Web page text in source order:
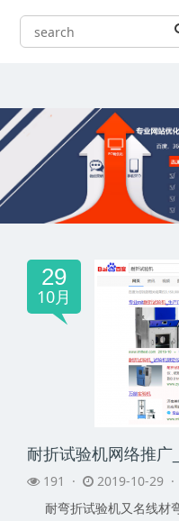
29
10月
191 · 2019-10-29 ·
耐弯折试验机又名线材